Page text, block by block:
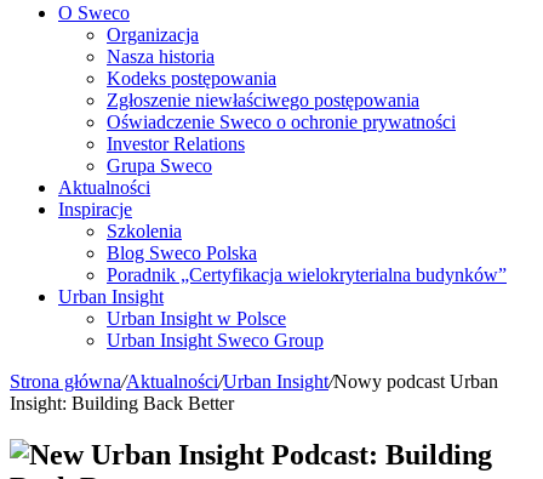
O Sweco
Organizacja
Nasza historia
Kodeks postępowania
Zgłoszenie niewłaściwego postępowania
Oświadczenie Sweco o ochronie prywatności
Investor Relations
Grupa Sweco
Aktualności
Inspiracje
Szkolenia
Blog Sweco Polska
Poradnik „Certyfikacja wielokryterialna budynków”
Urban Insight
Urban Insight w Polsce
Urban Insight Sweco Group
Strona główna/Aktualności/Urban Insight/Nowy podcast Urban
Insight: Building Back Better